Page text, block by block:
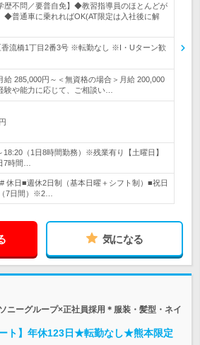
歴不問／要普自免】◆教習指導員のほとんどが
普通車に乗れればOK(AT限定は入社後に解
香流橋1丁目2番3号 ※転勤なし ※I・Uターン歓
給 285,000円～＜無資格の場合＞月給 200,000
や能力に応じて、ご相談い…
18:20（1日8時間勤務）※残業有り【土曜日】
7時間…
休日■週休2日制（基本日曜＋シフト制）■祝日
7日間）※2…
気になる
ニーグループ×正社員採用＊服装・髪型・ネイ
ト】年休123日★転勤なし★熊本限定